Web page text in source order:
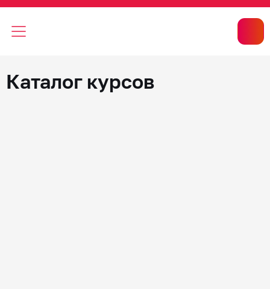
Каталог курсов